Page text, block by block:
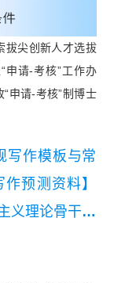
拔尖创新人才选拔
申请-考核”工作办
申请-考核”制博士
写作模板与常
作预测资料】
义理论骨干人